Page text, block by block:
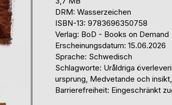
DRM: Wasserzeichen
ISBN-13: 9783696350758
Verlag: BoD - Books on Demand
Erscheinungsdatum: 15.06.2026
Sprache: Schwedisch
Schlagworte: Uråldriga
ursprung, Medvetande och
Barrierefreiheit: Eingeschränkt